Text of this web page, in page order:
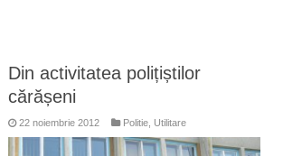
Din activitatea polițiștilor
cărășeni
22 noiembrie 2012 Politie Utilitare